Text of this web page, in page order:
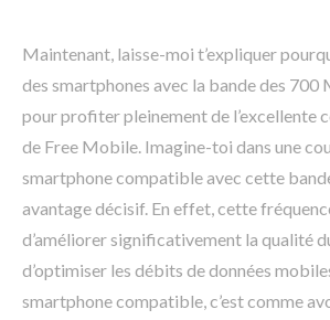
Maintenant, laisse-moi t’expliquer
des smartphones avec la bande des 700
pour profiter pleinement de l’excellente
de Free Mobile. Imagine-toi dans une
smartphone compatible avec cette
avantage décisif. En effet, cette
d’améliorer significativement la qualité
d’optimiser les débits de données
smartphone compatible, c’est comme